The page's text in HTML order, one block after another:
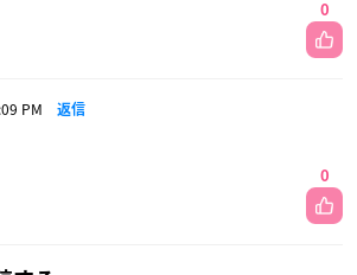
0
PM 返信
0